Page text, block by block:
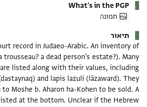
What's in the PGP
תמונה
תיאור
record in Judaeo-Arabic. An inventory of
trousseau? a dead person's estate?). Many
are listed along with their values, including
and lapis lazuli (lāzaward). They
to Moshe b. Aharon ha-Kohen to be sold. A
at the bottom. Unclear if the Hebrew